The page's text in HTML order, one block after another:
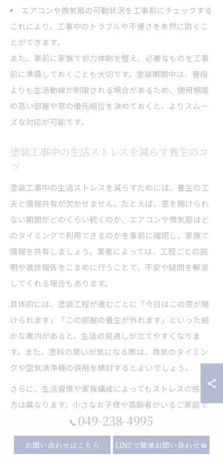
エアコンや換気扇の可動状況を工事前にチェックする
これにより、工事中のトラブルや不便さを未然に防ぐこ
とができます。
また、事前に家族で協力体制を整え、必要なものを工事
前に準備しておくことも大切です。塗装期間中は、普段
よりも生活動線が制限される場合があるため、使用頻度
の高い部屋や窓の優先順位を決めておくと、よりスムー
ズな対応が可能です。
塗装工事中の生活ストレスを減らす養生のコ
ツ
塗装工事中の生活ストレスを減らすためには、養生の工
夫と情報共有が欠かせません。たとえば、窓を開けられ
ない期間がどのくらい続くのか、エアコンや換気扇はど
のタイミングで利用できるのかを事前に確認し、家族で
情報を共有しましょう。業者によっては、工程ごとの説
明や進捗報告をこまめに行うことで、不安や疑問を解消
してくれる場合もあります。
具体的には、塗装工程が進むごとに「今日はこの窓が開
けられます」「この部屋の養生が外れます」といった細
かな案内があると、生活の見通しが立てやすくなりま
す。また、塗料の臭いが気になる際は、換気のタイミン
グや空気清浄機の併用を検討するとよいでしょう。
さらに、生活習慣や家族構成によってもストレスの感じ
方は異なります。小さなお子様や高齢者がいるご家庭で
は、特に快適な環境づくりが重要です。養生に関する疑
問や要望は遠慮せず施工業者に伝え、最適な提案を受け
ましょう。こうした工夫によって、塗装期間中も安心し
049-238-4995
お問い合わせはこちら LINEで簡単お問い合わせ